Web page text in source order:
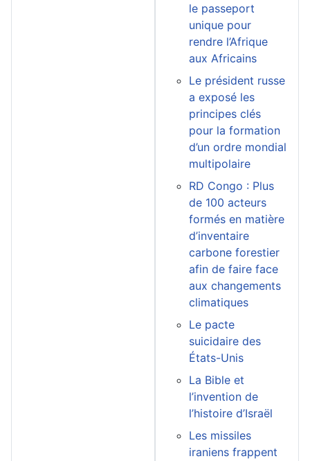
le passeport
unique pour
rendre l’Afrique
aux Africains
Le président russe
a exposé les
principes clés
pour la formation
d’un ordre mondial
multipolaire
RD Congo : Plus
de 100 acteurs
formés en matière
d’inventaire
carbone forestier
afin de faire face
aux changements
climatiques
Le pacte
suicidaire des
États-Unis
La Bible et
l’invention de
l’histoire d’Israël
Les missiles
iraniens frappent